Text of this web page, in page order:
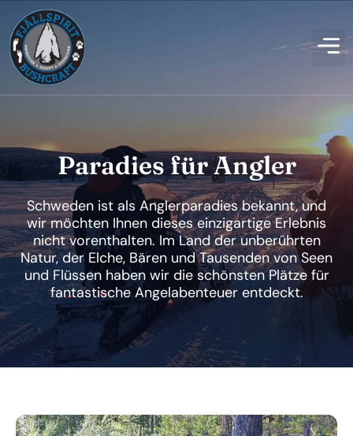
Paradies für Angler
Schweden ist als Anglerparadies bekannt, und
wir möchten Ihnen dieses einzigartige Erlebnis
nicht vorenthalten. Im Land der unberührten
Natur, der Elche, Bären und Tausenden von Seen
und Flüssen haben wir die schönsten Plätze für
fantastische Angelabenteuer entdeckt.